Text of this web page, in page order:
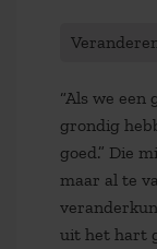
“Als we een
grondig
goed.” Die
maar al te
uit het hart